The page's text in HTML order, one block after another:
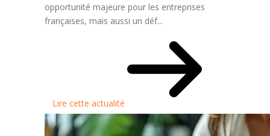
opportunité majeure pour les entreprises
françaises, mais aussi un déf...
Lire cette actualité